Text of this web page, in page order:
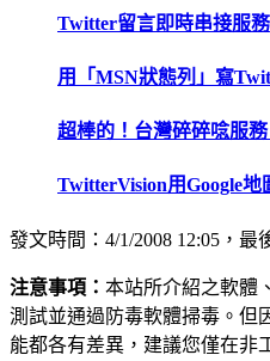
Twitter留言即時串接服務
用「MSN狀態列」寫
超棒的！台灣碎碎唸服務
TwitterVision用Google地
發文時間：4/1/2008 12:05，最
注意事項： 本站所介紹之軟體
測試並通過防毒軟體掃毒。但
能都各有差異，建議您僅在非